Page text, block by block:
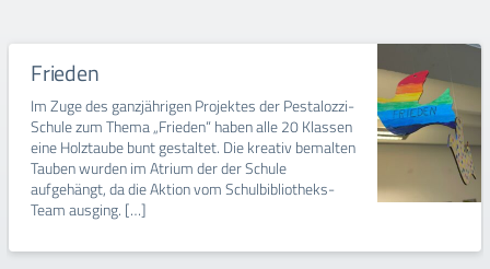
Frieden
Im Zuge des ganzjährigen Projektes der Pestalozzi-
Schule zum Thema „Frieden“ haben alle 20 Klassen
eine Holztaube bunt gestaltet. Die kreativ bemalten
Tauben wurden im Atrium der der Schule
aufgehängt, da die Aktion vom Schulbibliotheks-
Team ausging. […]